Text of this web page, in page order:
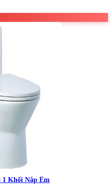
1 Khối Nắp Êm